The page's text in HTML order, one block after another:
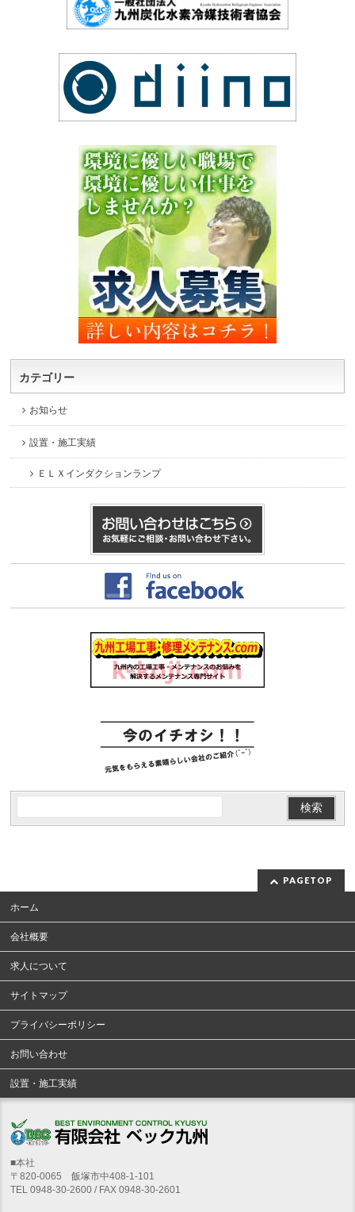
カテゴリー
お知らせ
設置・施工実績
ＥＬＸインダクションランプ
PAGETOP
ホーム
会社概要
求人について
サイトマップ
プライバシーポリシー
お問い合わせ
設置・施工実績
■本社
〒820-0065 飯塚市中408-1-101
TEL 0948-30-2600 / FAX 0948-30-2601